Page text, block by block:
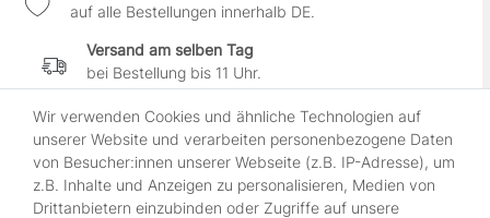
auf alle Bestellungen innerhalb DE.
Versand am selben Tag
bei Bestellung bis 11 Uhr.
30 Tage Widerrufsrecht
wenn es Dir nicht gefällt.
100% sichere Zahlung
durch SSL-gesicherte Kasse.
Wir verwenden Cookies und ähnliche Technologien auf
unserer Website und verarbeiten personenbezogene Daten
von Besucher:innen unserer Webseite (z.B. IP-Adresse), um
z.B. Inhalte und Anzeigen zu personalisieren, Medien von
Drittanbietern einzubinden oder Zugriffe auf unsere